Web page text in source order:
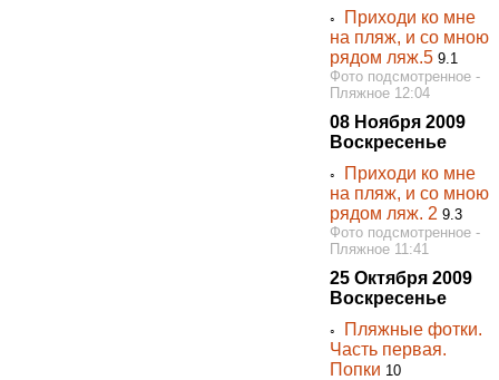
◦
Приходи ко мне
на пляж, и со мною
рядом ляж.5 9.1
Фото подсмотренное -
Пляжное 12:04
08 Ноября 2009
Воскресенье
◦
Приходи ко мне
на пляж, и со мною
рядом ляж. 2 9.3
Фото подсмотренное -
Пляжное 11:41
25 Октября 2009
Воскресенье
◦
Пляжные фотки.
Часть первая.
Попки 10